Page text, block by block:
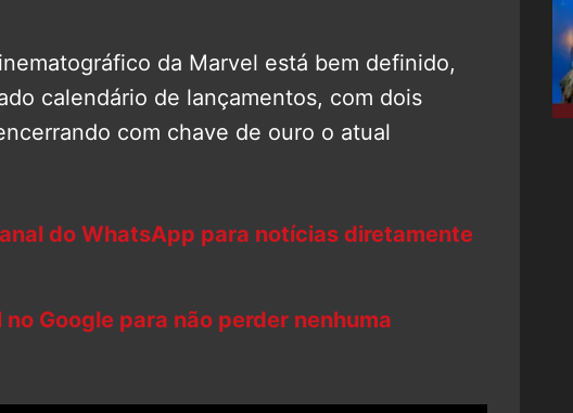
da Marvel está bem definido,
calendário de lançamentos, com dois
com chave de ouro o atual
do WhatsApp para notícias diretamente
Google para não perder nenhuma